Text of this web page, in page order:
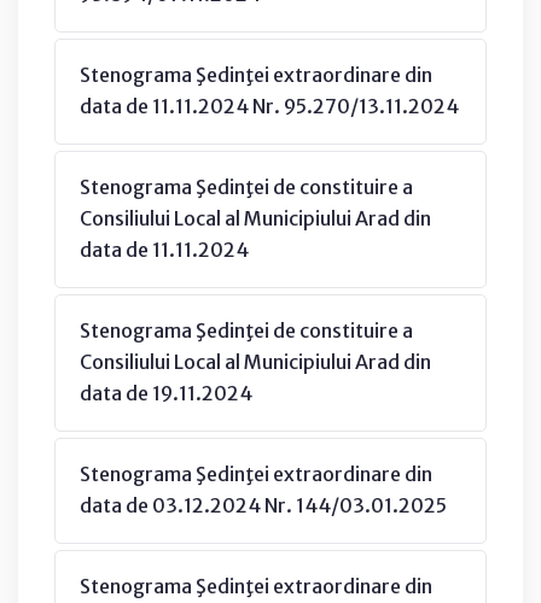
Stenograma Şedinţei extraordinare din
data de 11.11.2024 Nr. 95.270/13.11.2024
Stenograma Şedinţei de constituire a
Consiliului Local al Municipiului Arad din
data de 11.11.2024
Stenograma Şedinţei de constituire a
Consiliului Local al Municipiului Arad din
data de 19.11.2024
Stenograma Şedinţei extraordinare din
data de 03.12.2024 Nr. 144/03.01.2025
Stenograma Şedinţei extraordinare din